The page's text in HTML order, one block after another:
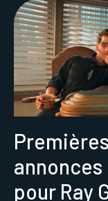
pour Ray